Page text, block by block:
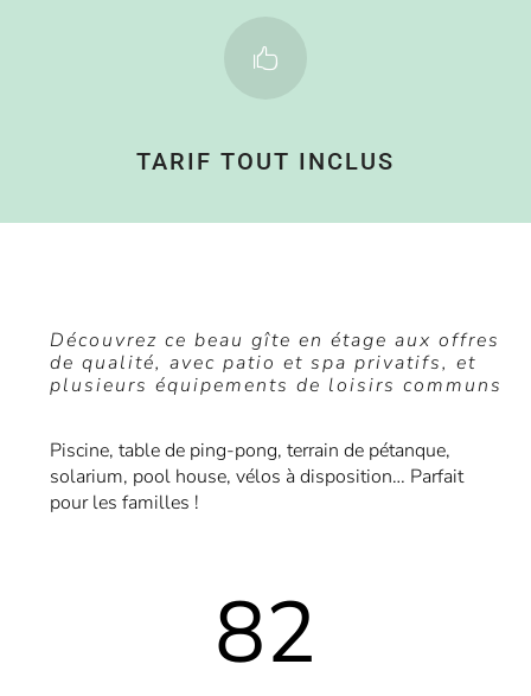

TARIF TOUT INCLUS
Découvrez ce beau gîte en étage aux offres
de qualité, avec patio et spa privatifs, et
plusieurs équipements de loisirs communs
Piscine, table de ping-pong, terrain de pétanque,
solarium, pool house, vélos à disposition… Parfait
pour les familles !
82